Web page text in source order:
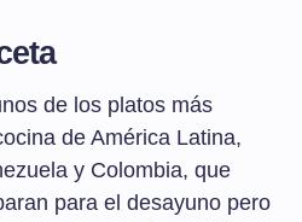
de los platos más
de América Latina,
y Colombia, que
para el desayuno pero